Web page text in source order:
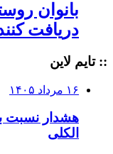
بانوان
دریافت
:: تایم لاین
۱۶ مرداد ۱۴۰۵
هشدار نسبت
الکلی